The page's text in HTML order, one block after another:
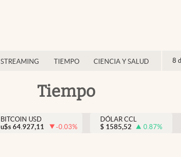
STREAMING TIEMPO CIENCIA Y SALUD 8
Tiempo
BITCOIN USD
u$s 64.927,11 -0.03%
DÓLAR CCL
$ 1585,52 0.87%